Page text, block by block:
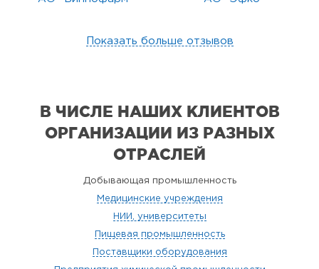
Показать больше отзывов
В ЧИСЛЕ НАШИХ КЛИЕНТОВ
ОРГАНИЗАЦИИ ИЗ РАЗНЫХ
ОТРАСЛЕЙ
Добывающая промышленность
Медицинские учреждения
НИИ, университеты
Пищевая промышленность
Поставщики оборудования